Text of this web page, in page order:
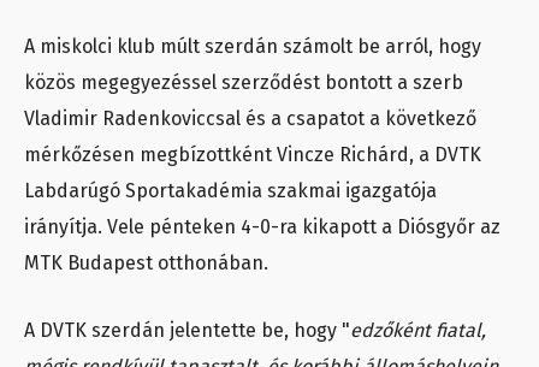
A miskolci klub múlt szerdán számolt be arról, hogy
közös megegyezéssel szerződést bontott a szerb
Vladimir Radenkoviccsal és a csapatot a következő
mérkőzésen megbízottként Vincze Richárd, a DVTK
Labdarúgó Sportakadémia szakmai igazgatója
irányítja. Vele pénteken 4-0-ra kikapott a Diósgyőr az
MTK Budapest otthonában.
A DVTK szerdán jelentette be, hogy "edzőként fiatal,